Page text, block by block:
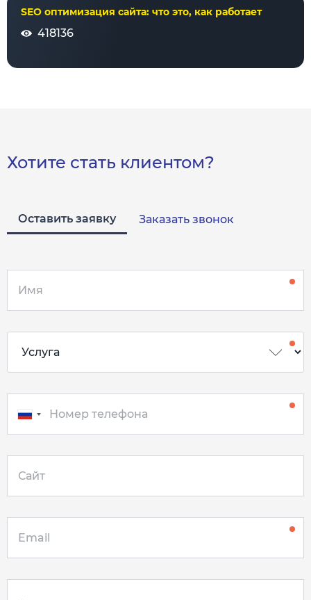
SEO оптимизация сайта: что это, как работает
418136
Хотите стать клиентом?
Оставить заявку Заказать звонок